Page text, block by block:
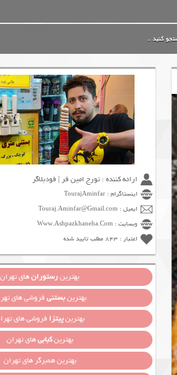
ارائه کننده : تورج امین فر | فودبلاگر
اینستاگرام : TourajAminfar
ایمیل : Touraj.Aminfar@Gmail.com
وبسایت : Www.Ashpazkhaneha.Com
اعتبار : 843 مطلب تایید شده
بهترینرستورانهای تهران
بهترینبستنیفروشی های
بهترینپیتزا فروشی های
بهترینکبابیهای تهران
بهترین همبرگر های تهران